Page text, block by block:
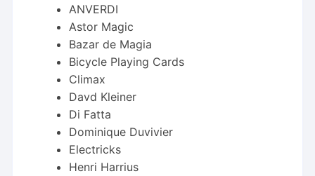
ANVERDI
Astor Magic
Bazar de Magia
Bicycle Playing Cards
Climax
Davd Kleiner
Di Fatta
Dominique Duvivier
Electricks
Henri Harrius